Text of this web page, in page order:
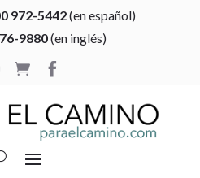
972-5442(en español)
9880(en inglés)
 